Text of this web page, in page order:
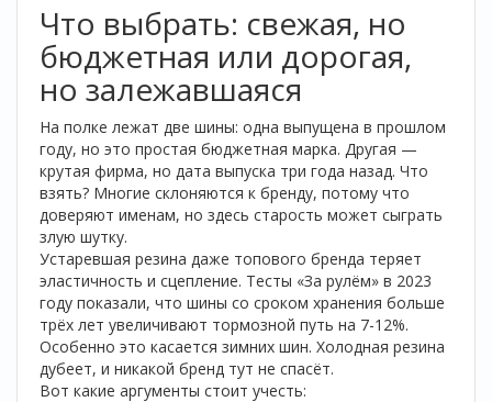
Что выбрать: свежая, но
бюджетная или дорогая,
но залежавшаяся
На полке лежат две шины: одна выпущена в прошлом
году, но это простая бюджетная марка. Другая —
крутая фирма, но дата выпуска три года назад. Что
взять? Многие склоняются к бренду, потому что
доверяют именам, но здесь старость может сыграть
злую шутку.
Устаревшая резина даже топового бренда теряет
эластичность и сцепление. Тесты «За рулём» в 2023
году показали, что шины со сроком хранения больше
трёх лет увеличивают тормозной путь на 7-12%.
Особенно это касается зимних шин. Холодная резина
дубеет, и никакой бренд тут не спасёт.
Вот какие аргументы стоит учесть: